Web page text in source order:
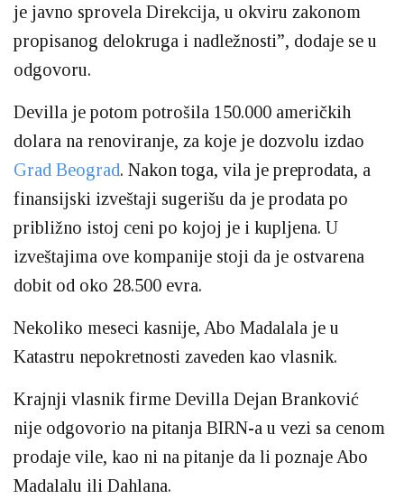
je javno sprovela Direkcija, u okviru zakonom
propisanog delokruga i nadležnosti”, dodaje se u
odgovoru.
Devilla je potom potrošila 150.000 američkih
dolara na renoviranje, za koje je dozvolu izdao
Grad Beograd. Nakon toga, vila je preprodata, a
finansijski izveštaji sugerišu da je prodata po
približno istoj ceni po kojoj je i kupljena. U
izveštajima ove kompanije stoji da je ostvarena
dobit od oko 28.500 evra.
Nekoliko meseci kasnije, Abo Madalala je u
Katastru nepokretnosti zaveden kao vlasnik.
Krajnji vlasnik firme Devilla Dejan Branković
nije odgovorio na pitanja BIRN-a u vezi sa cenom
prodaje vile, kao ni na pitanje da li poznaje Abo
Madalalu ili Dahlana.